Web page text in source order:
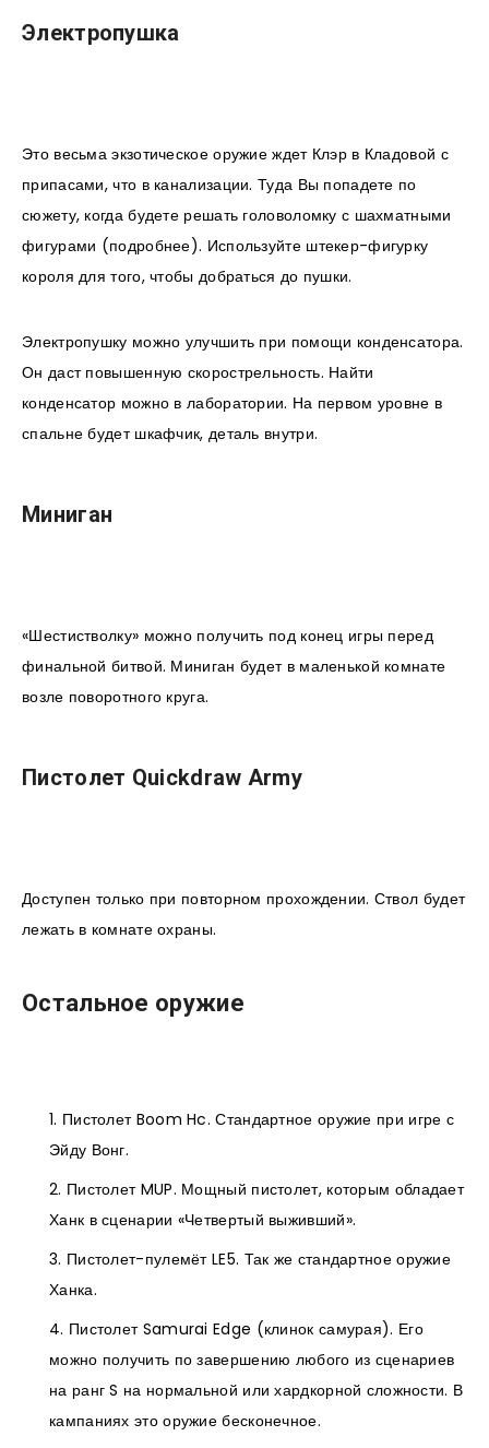
Электропушка
Это весьма экзотическое оружие ждет Клэр в Кладовой с
припасами, что в канализации. Туда Вы попадете по
сюжету, когда будете решать головоломку с шахматными
фигурами (подробнее). Используйте штекер-фигурку
короля для того, чтобы добраться до пушки.
Электропушку можно улучшить при помощи конденсатора.
Он даст повышенную скорострельность. Найти
конденсатор можно в лаборатории. На первом уровне в
спальне будет шкафчик, деталь внутри.
Миниган
«Шестистволку» можно получить под конец игры перед
финальной битвой. Миниган будет в маленькой комнате
возле поворотного круга.
Пистолет Quickdraw Army
Доступен только при повторном прохождении. Ствол будет
лежать в комнате охраны.
Остальное оружие
Пистолет Boom Hc. Стандартное оружие при игре с
Эйду Вонг.
Пистолет MUP. Мощный пистолет, которым обладает
Ханк в сценарии «Четвертый выживший».
Пистолет-пулемёт LE5. Так же стандартное оружие
Ханка.
Пистолет Samurai Edge (клинок самурая). Его
можно получить по завершению любого из сценариев
на ранг S на нормальной или хардкорной сложности. В
кампаниях это оружие бесконечное.